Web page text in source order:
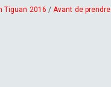
Tiguan 2016 /Avant de